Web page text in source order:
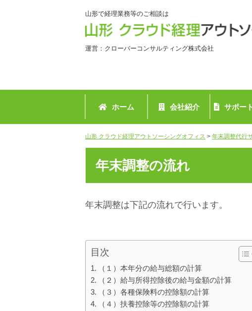
山形で経理業務等のご相談は
運営：クローバーコンサルティング株式会社
ホーム 会社紹介 サポー
山形 クラウド経理アウトソーシングオフィス > 年末調整代行
年末調整の流れ
年末調整は下記の流れで行います。
目次
（１）本年分の給与総額の計算
（２）給与所得控除後の給与金額の計算
（３）各種保険料の控除額の計算
（４）扶養控除等の控除額の計算